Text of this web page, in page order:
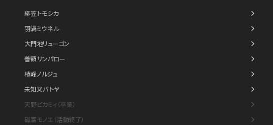
緋笠トモシカ
羽渦ミウネル
大門地リューゴン
善額サンパロー
植峰ノルジュ
未知又バトヤ
天野ピカミィ（卒業）
磁富モノエ（活動終了）